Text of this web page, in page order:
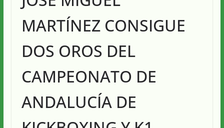
MARTÍNEZ CONSIGUE
DOS OROS DEL
CAMPEONATO DE
ANDALUCÍA DE